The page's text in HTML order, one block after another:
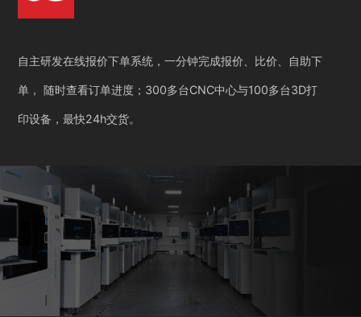
自主研发在线报价下单系统，一分钟完成报价、比价、自助下
单， 随时查看订单进度；300多台CNC中心与100多台3D打
印设备，最快24h交货。